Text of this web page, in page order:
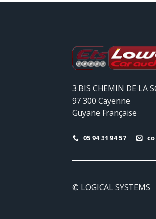
3 BIS CHEMIN DE LA
97 300 Cayenne
Guyane Française
05 94 31 94 57
© LOGICAL SYSTEMS